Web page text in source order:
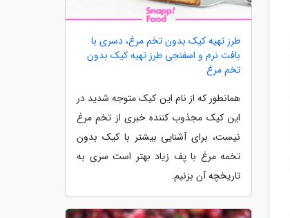
طرز تهیه کیک بدون تخم مرغ، دسری با
بافت نرم و اسفنجی طرز تهیه کیک بدون
تخم مرغ
همانطور که از نام این کیک متوجه شدید در
این کیک مجذوب کننده خبری از تخم مرغ
نیست، برای آشنایی بیشتر با کیک بدون
تخمه مرغ با پف زیاد بهتر است سری به
تاریخچه آن بزنیم.